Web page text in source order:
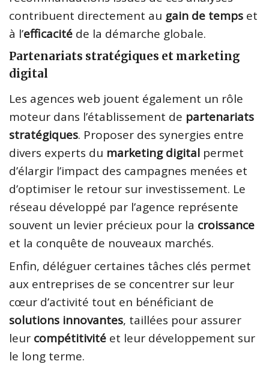
contribuent directement au gain de temps et
à l’efficacité de la démarche globale.
Partenariats stratégiques et marketing
digital
Les agences web jouent également un rôle
moteur dans l’établissement de partenariats
stratégiques. Proposer des synergies entre
divers experts du marketing digital permet
d’élargir l’impact des campagnes menées et
d’optimiser le retour sur investissement. Le
réseau développé par l’agence représente
souvent un levier précieux pour la croissance
et la conquête de nouveaux marchés.
Enfin, déléguer certaines tâches clés permet
aux entreprises de se concentrer sur leur
cœur d’activité tout en bénéficiant de
solutions innovantes, taillées pour assurer
leur compétitivité et leur développement sur
le long terme.